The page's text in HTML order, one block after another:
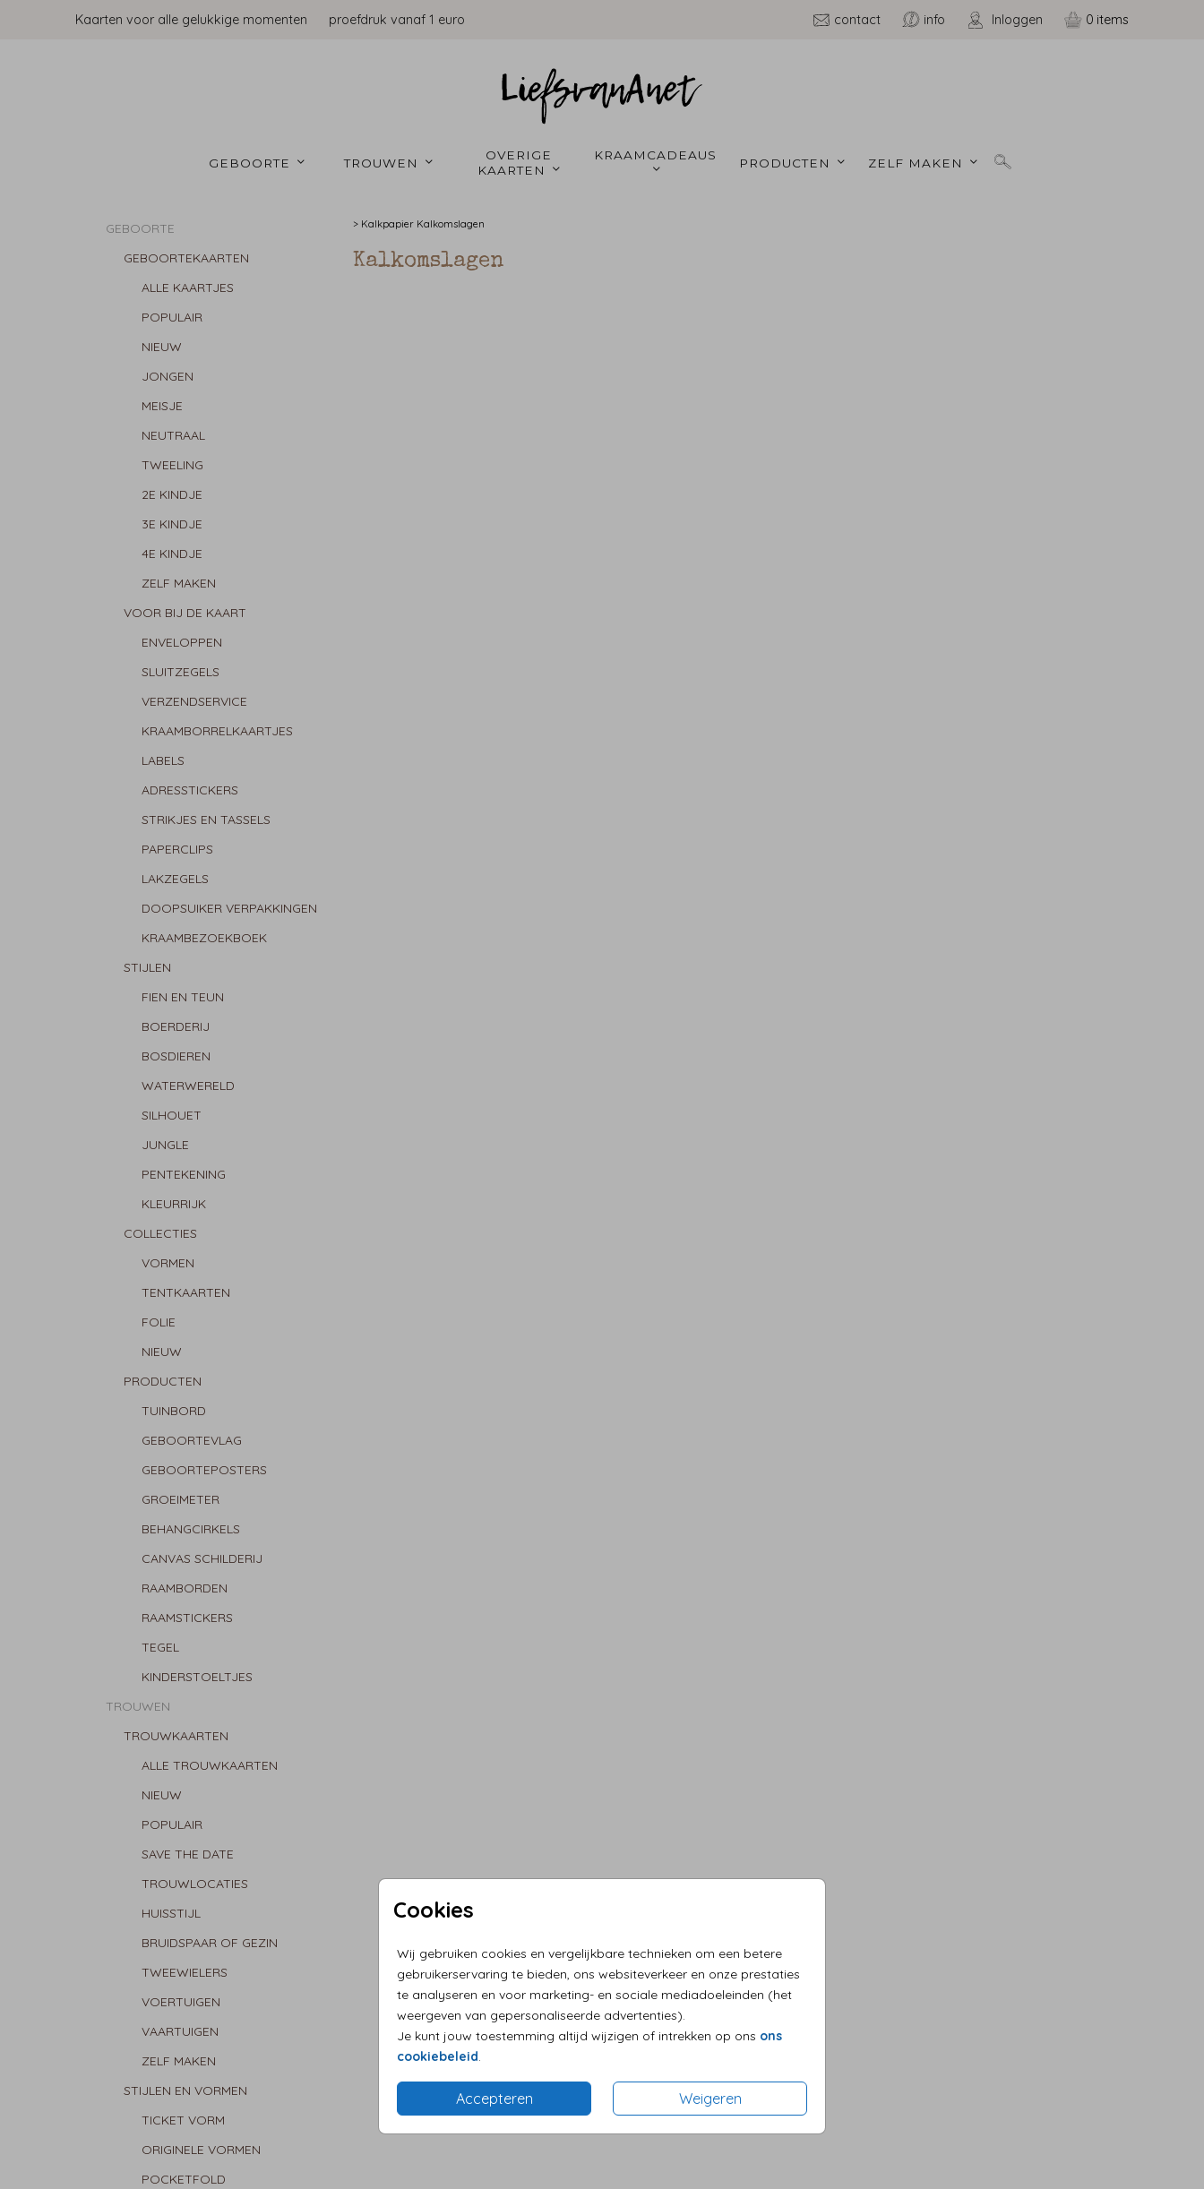
Kaarten voor alle gelukkige momenten proefdruk vanaf 1 euro contact info Inloggen 0
GEBOORTE TROUWEN
OVERIGE
KAARTEN
PRODUCTEN ZELF MAKEN
Cookies
Wij gebruiken cookies en vergelijkbare technieken om een betere
gebruikerservaring te bieden, ons websiteverkeer en onze prestaties
te analyseren en voor marketing- en sociale mediadoeleinden (het
weergeven van gepersonaliseerde advertenties).
Je kunt jouw toestemming altijd wijzigen of intrekken op ons ons
cookiebeleid.
Accepteren Weigeren
GEBOORTE
GEBOORTEKAARTEN
ALLE KAARTJES
POPULAIR
NIEUW
JONGEN
MEISJE
NEUTRAAL
TWEELING
2E KINDJE
3E KINDJE
4E KINDJE
ZELF MAKEN
VOOR BIJ DE KAART
ENVELOPPEN
SLUITZEGELS
VERZENDSERVICE
KRAAMBORRELKAARTJES
LABELS
ADRESSTICKERS
STRIKJES EN TASSELS
PAPERCLIPS
LAKZEGELS
DOOPSUIKER VERPAKKINGEN
KRAAMBEZOEKBOEK
STIJLEN
FIEN EN TEUN
BOERDERIJ
BOSDIEREN
WATERWERELD
SILHOUET
JUNGLE
PENTEKENING
KLEURRIJK
COLLECTIES
VORMEN
TENTKAARTEN
FOLIE
NIEUW
PRODUCTEN
TUINBORD
GEBOORTEVLAG
GEBOORTEPOSTERS
GROEIMETER
BEHANGCIRKELS
CANVAS SCHILDERIJ
RAAMBORDEN
RAAMSTICKERS
TEGEL
KINDERSTOELTJES
TROUWEN
TROUWKAARTEN
ALLE TROUWKAARTEN
NIEUW
POPULAIR
SAVE THE DATE
TROUWLOCATIES
HUISSTIJL
BRUIDSPAAR OF GEZIN
TWEEWIELERS
VOERTUIGEN
VAARTUIGEN
ZELF MAKEN
STIJLEN EN VORMEN
TICKET VORM
ORIGINELE VORMEN
POCKETFOLD
> Kalkpapier Kalkomslagen
Kalkomslagen